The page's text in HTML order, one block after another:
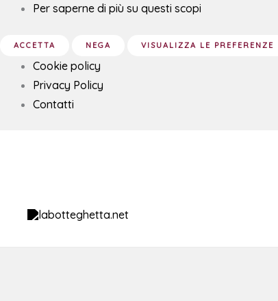
Per saperne di più su questi scopi
ACCETTA NEGA VISUALIZZA LE PREFERENZE
Cookie policy
Privacy Policy
Contatti
cera